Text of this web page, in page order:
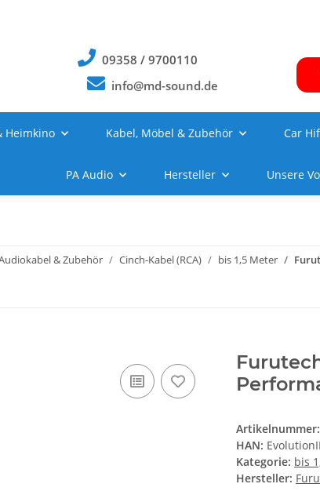
09358 / 9700110
info@md-sound.de
Heimkino Kabel, Möbel & Zubehör Car
PA Audio Hersteller Unsere
& Zubehör Cinch-Kabel (RCA) bis 1,5 Meter
Artikelnummer:
HAN:
Kategorie: bis
Hersteller: